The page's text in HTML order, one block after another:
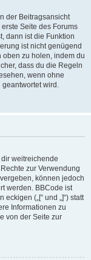
der Beitragsansicht
Seite des Forums
dann ist die Funktion
ist nicht genügend
oben zu holen, indem du
dass du die Regeln
wenn ohne
wird.
weitreichende
zur Verwendung
können jedoch
werden. BBCode ist
(„[“ und „]“) statt
Informationen zu
von der Seite zur